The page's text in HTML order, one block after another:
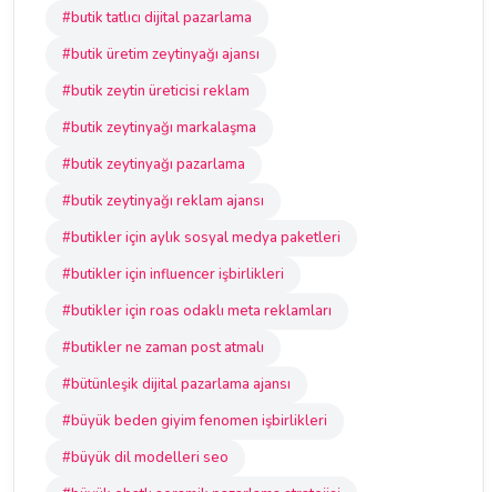
#butik tatlıcı dijital pazarlama
#butik üretim zeytinyağı ajansı
#butik zeytin üreticisi reklam
#butik zeytinyağı markalaşma
#butik zeytinyağı pazarlama
#butik zeytinyağı reklam ajansı
#butikler için aylık sosyal medya paketleri
#butikler için influencer işbirlikleri
#butikler için roas odaklı meta reklamları
#butikler ne zaman post atmalı
#bütünleşik dijital pazarlama ajansı
#büyük beden giyim fenomen işbirlikleri
#büyük dil modelleri seo